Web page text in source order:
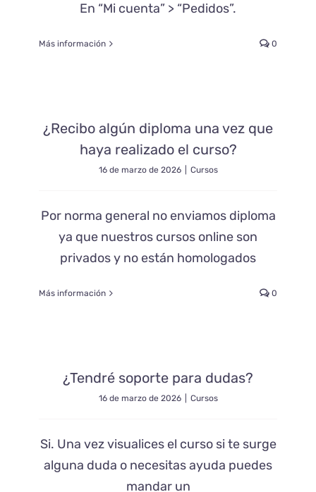
En “Mi cuenta” > “Pedidos”.
Más información 0
¿Recibo algún diploma una vez que
haya realizado el curso?
16 de marzo de 2026 Cursos
Por norma general no enviamos diploma
ya que nuestros cursos online son
privados y no están homologados
Más información 0
¿Tendré soporte para dudas?
16 de marzo de 2026 Cursos
Si. Una vez visualices el curso si te surge
alguna duda o necesitas ayuda puedes
mandar un